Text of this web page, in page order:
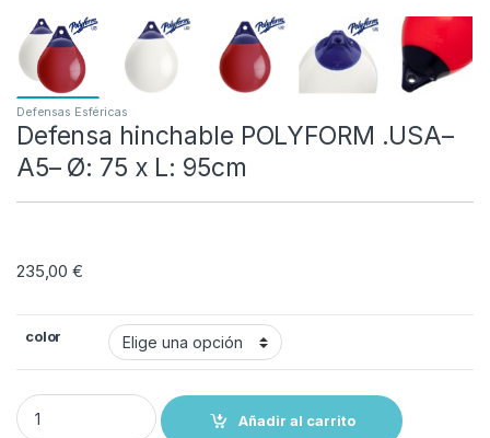
Defensas Esféricas
Defensa hinchable POLYFORM .USA–
A5– Ø: 75 x L: 95cm
235,00€
color
Defensa hinchable POLYFORM .USA– A5– Ø: 75 x L: 95cm quantity
Añadir al carrito